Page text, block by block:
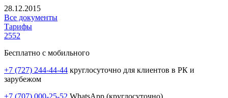
28.12.2015
Все документы
Тарифы
2552
Бесплатно с мобильного
+7 (727) 244-44-44 круглосуточно для клиентов в РК и
зарубежом
+7 (707) 000-25-52 WhatsApp (круглосуточно)